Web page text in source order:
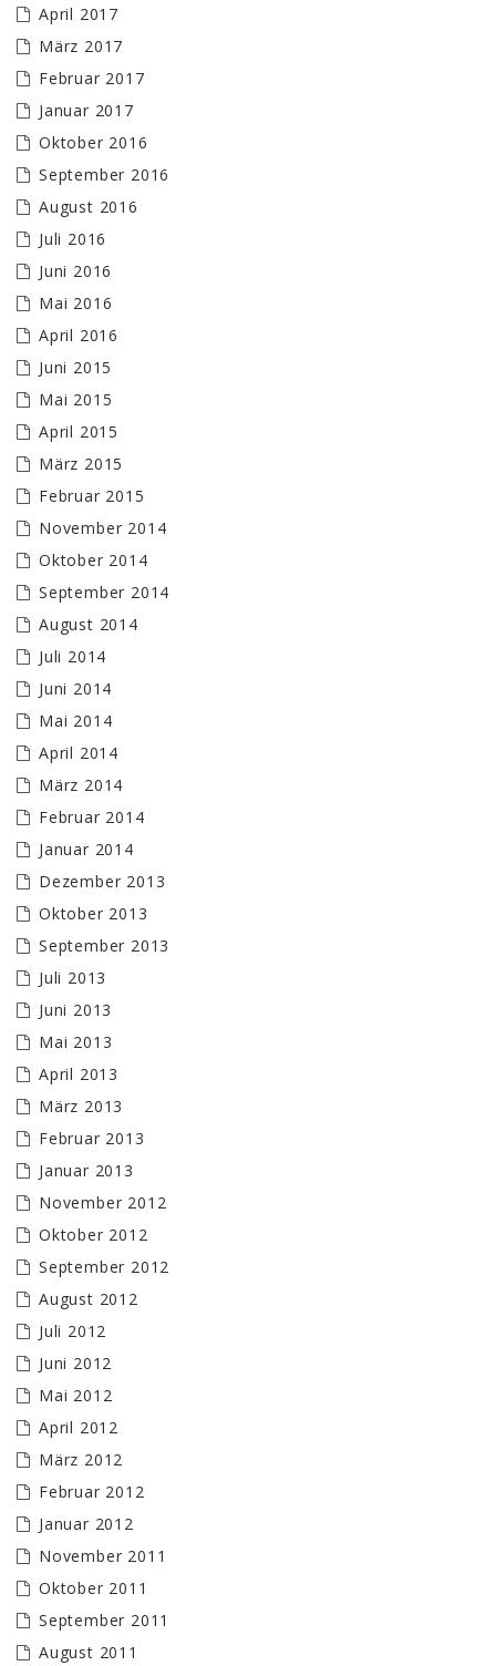
April 2017
März 2017
Februar 2017
Januar 2017
Oktober 2016
September 2016
August 2016
Juli 2016
Juni 2016
Mai 2016
April 2016
Juni 2015
Mai 2015
April 2015
März 2015
Februar 2015
November 2014
Oktober 2014
September 2014
August 2014
Juli 2014
Juni 2014
Mai 2014
April 2014
März 2014
Februar 2014
Januar 2014
Dezember 2013
Oktober 2013
September 2013
Juli 2013
Juni 2013
Mai 2013
April 2013
März 2013
Februar 2013
Januar 2013
November 2012
Oktober 2012
September 2012
August 2012
Juli 2012
Juni 2012
Mai 2012
April 2012
März 2012
Februar 2012
Januar 2012
November 2011
Oktober 2011
September 2011
August 2011